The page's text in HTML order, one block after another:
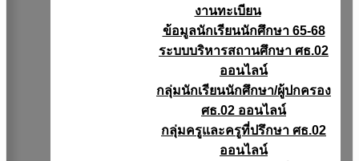
งานทะเบียน
ข้อมูลนักเรียนนักศึกษา 65-68
ระบบบริหารสถานศึกษา ศธ.02
ออนไลน์
กลุ่มนักเรียนนักศึกษา/ผู้ปกครอง
ศธ.02 ออนไลน์
กลุ่มครูและครูที่ปรึกษา ศธ.02
ออนไลน์